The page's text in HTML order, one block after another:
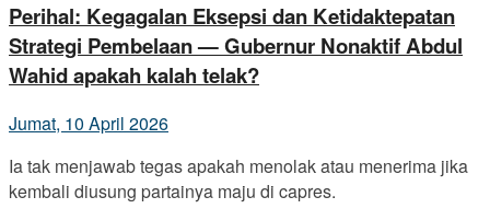
Perihal: Kegagalan Eksepsi dan Ketidaktepatan
Strategi Pembelaan — Gubernur Nonaktif Abdul
Wahid apakah kalah telak?
Jumat, 10 April 2026
Ia tak menjawab tegas apakah menolak atau menerima jika
kembali diusung partainya maju di capres.